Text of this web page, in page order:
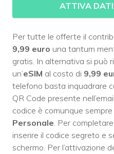
ATTIVA
Per tutte le offerte il
9,99 euro una tantum
gratis. In alternativa si può
un’eSIM al costo di 9,99
telefono basta inquadrare
QR Code presente
codice è comunque sempre
Personale. Per
inserire il codice segreto e
schermo. Per l’attivazione